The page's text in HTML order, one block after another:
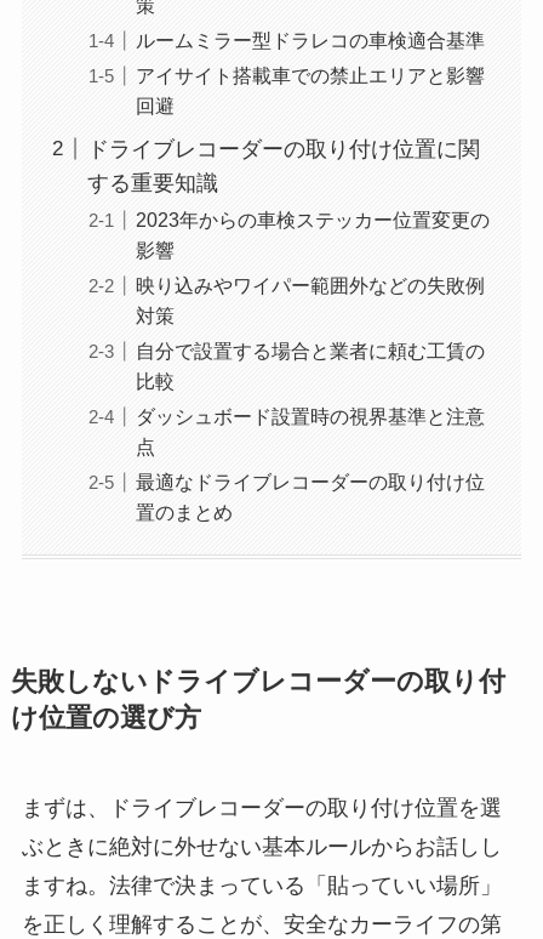
策
ルームミラー型ドラレコの車検適合基準
アイサイト搭載車での禁止エリアと影響
回避
ドライブレコーダーの取り付け位置に関
する重要知識
2023年からの車検ステッカー位置変更の
影響
映り込みやワイパー範囲外などの失敗例
対策
自分で設置する場合と業者に頼む工賃の
比較
ダッシュボード設置時の視界基準と注意
点
最適なドライブレコーダーの取り付け位
置のまとめ
失敗しないドライブレコーダーの取り付
け位置の選び方
まずは、ドライブレコーダーの取り付け位置を選
ぶときに絶対に外せない基本ルールからお話しし
ますね。法律で決まっている「貼っていい場所」
を正しく理解することが、安全なカーライフの第